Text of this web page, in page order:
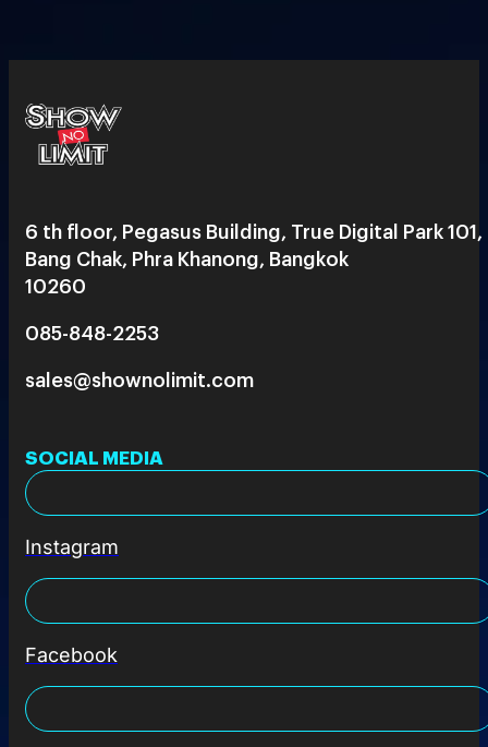
6 th floor, Pegasus Building, True Digital Park 101,
Bang Chak, Phra Khanong, Bangkok
10260
085-848-2253
sales@shownolimit.com
SOCIAL MEDIA
Instagram
Facebook